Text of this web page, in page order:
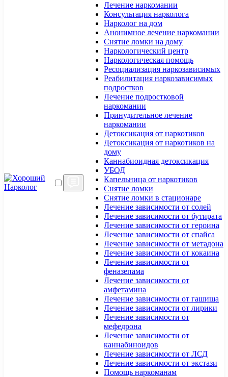
Лечение наркомании
Консультация нарколога
Нарколог на дом
Анонимное лечение наркомании
Снятие ломки на дому
Наркологический центр
Наркологическая помощь
Ресоциализация наркозависимых
Реабилитация наркозависимых
подростков
Лечение подростковой
наркомании
Принудительное лечение
наркомании
Детоксикация от наркотиков
Детоксикация от наркотиков на
дому
Каннабиоидная детоксикация
УБОД
Капельница от наркотиков
Снятие ломки
Снятие ломки в стационаре
Лечение зависимости от солей
Лечение зависимости от бутирата
Лечение зависимости от героина
Лечение зависимости от спайса
Лечение зависимости от метадона
Лечение зависимости от кокаина
Лечение зависимости от
феназепама
Лечение зависимости от
амфетамина
Лечение зависимости от гашиша
Лечение зависимости от лирики
Лечение зависимости от
мефедрона
Лечение зависимости от
каннабиноидов
Лечение зависимости от ЛСД
Лечение зависимости от экстази
Помощь наркоманам